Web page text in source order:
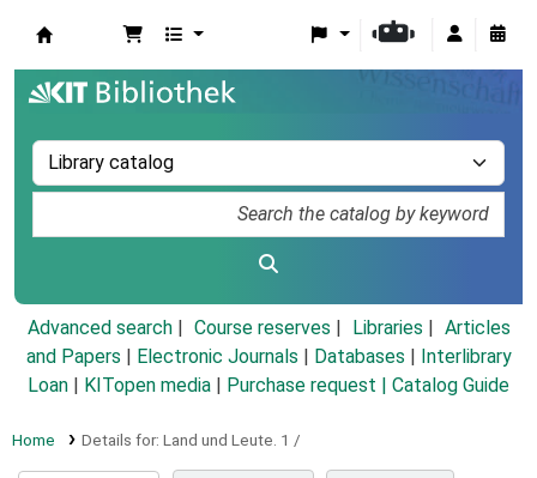
Advanced search Course reserves Libraries
Articles
and Papers
Electronic Journals Databases
Interlibrary
Loan
KITopen media Purchase request | Catalog Guide
Home Details for: Land und Leute. 1 /